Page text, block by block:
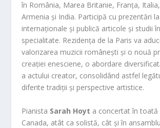
în România, Marea Britanie, Franța,
Armenia și India. Participă cu prezentări
internaționale și publică articole și studii
specialitate. Rezidența de la Paris va
valorizarea muzicii românești și o nouă
creației enesciene, o abordare
a actului creator, consolidând astfel
diferite tradiții și perspective artistice.
Pianista Sarah Hoyt a concertat în toată
Canada, atât ca solistă, cât și în